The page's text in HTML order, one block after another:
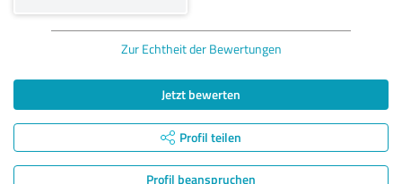
Zur Echtheit der Bewertungen
Jetzt bewerten
Profil teilen
Profil beanspruchen